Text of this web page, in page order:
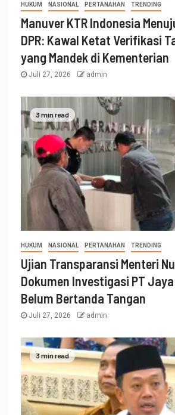
HUKUM NASIONAL PERTANAHAN TRENDING
Manuver KTR Indonesia
DPR: Kawal Ketat Verifikasi
yang Mandek di Kementerian
Juli 27, 2026 admin
3 min read
HUKUM NASIONAL PERTANAHAN TRENDING
Ujian Transparansi Menteri
Dokumen Investigasi PT
Belum Bertanda Tangan
Juli 27, 2026 admin
3 min read